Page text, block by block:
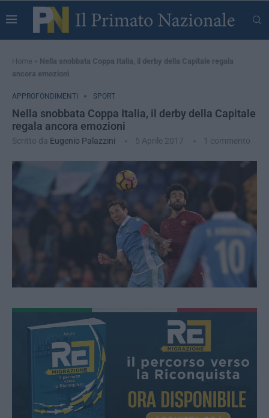
Home » Nella snobbata Coppa Italia, il derby della Capitale regala
ancora emozioni
APPROFONDIMENTI SPORT
Nella snobbata Coppa Italia, il derby della Capitale
regala ancora emozioni
Scritto da Eugenio Palazzini 5 Aprile 2017 1 commento